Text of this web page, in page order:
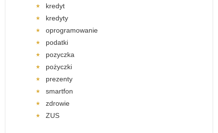
kredyt
kredyty
oprogramowanie
podatki
pozyczka
pożyczki
prezenty
smartfon
zdrowie
ZUS